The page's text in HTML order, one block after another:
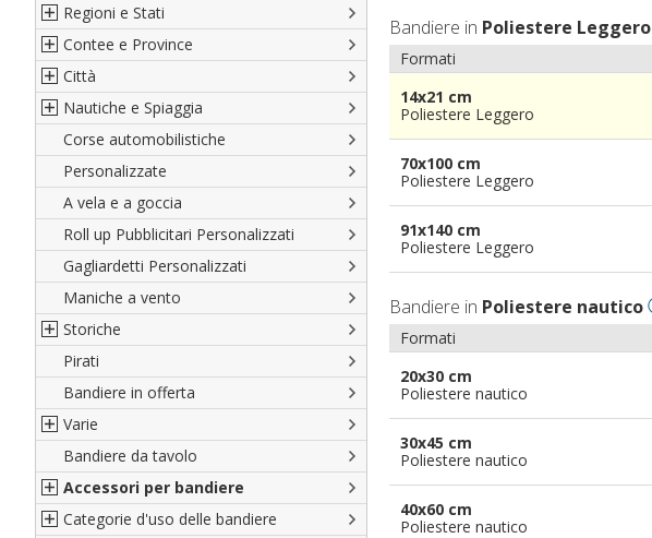
Nord America
Sud America
Europa
Africa
Asia
Oceania
Regioni e Stati
Regioni italiane
Territori Italiani
Stati USA
Francesi
Spagnole
Austriache
Tedesche
Regioni varie
Contee e Province
Cantoni Svizzeri
Province Italiane
Province Spagnole
Francia d'oltremare
Territori britannici d'oltremare
Varie Province del Mondo
Città
Città Italiane
Città spagnole
Città francesi
Città del mondo
Nautiche e Spiaggia
Militari e Mercantili
Codice internazionale nautico
Gran Pavese
Da spiaggia
Di cortesia
Corse automobilistiche
Personalizzate
A vela e a goccia
Roll up Pubblicitari Personalizzati
Gagliardetti Personalizzati
Maniche a vento
Storiche
Italiane
Porte di Milano
Francesi
Americane
Britanniche
Resto del Mondo
Pirati
Bandiere in offerta
Varie
Bandiere del CICAP - Think Deep
Bandiere di Orgoglio Bresciano
Organizzazioni internazionali
Bandiere da tavolo
Accessori per bandiere
Accessori per bandiere
Categorie d'uso delle bandiere
Bandiere in Poliestere Leggero
Formati
14x21 cm
Poliestere Leggero
70x100 cm
Poliestere Leggero
91x140 cm
Poliestere Leggero
Bandiere in Poliestere nautico
Formati
20x30 cm
Poliestere nautico
30x45 cm
Poliestere nautico
40x60 cm
Poliestere nautico